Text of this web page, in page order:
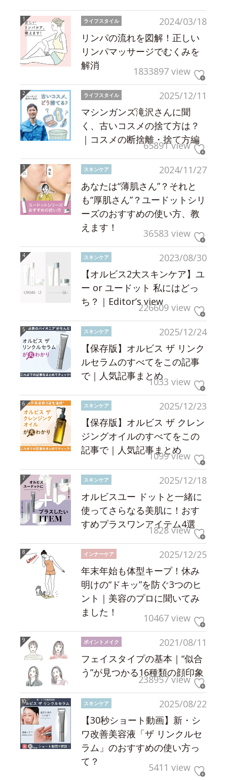
2024/03/18
ライフスタイル
リンパの流れを図解！正しい
リンパマッサージでむくみを
解消
1833897 view
2025/12/11
ライフスタイル
マシンガンズ滝沢さんに聞
く、古いコスメの捨て方は？
｜コスメの断捨離・捨て方編
65891 view
2024/11/27
スキンケア
あなたは“薄肌さん”？それと
も“厚肌さん”？ユードットシリ
ーズのおすすめの使い方、教
えます！
36583 view
2023/08/30
スキンケア
【オルビス2大スキンケア】ユ
ー or ユードット 私にはどっ
ち？｜Editor’s view226609 view
2025/12/24
スキンケア
【保存版】オルビス ザ リンク
ルセラムのすべてをこの記事
で｜人気記事まとめ1033 view
2025/12/23
スキンケア
【保存版】オルビス ザ クレン
ジングオイルのすべてをこの
記事で｜人気記事まとめ
1099 view
2025/12/18
スキンケア
オルビスユー ドットと一緒に
使ってさらなる美肌に！おす
すめプラスワンアイテム4選
1828 view
2025/12/25
インナーケア
年末年始も体型キープ！休み
明けの“ドキッ”を防ぐ3つのヒ
ント｜美容のプロに聞いてみ
ました！
10467 view
2021/08/11
ポイントメイク
フェイスタイプの基本｜“似合
う”が見つかる16種類の顔印象
238957 view
2025/08/22
スキンケア
【30秒ショート動画】新・シ
ワ改善美容液「ザ リンクルセ
ラム」のおすすめの使い方っ
て？
5411 view